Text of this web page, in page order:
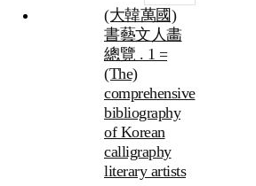
(大韓萬國)
書藝文人畵
總覽 . 1 =
(The)
comprehensive
bibliography
of Korean
calligraphy
literary artists